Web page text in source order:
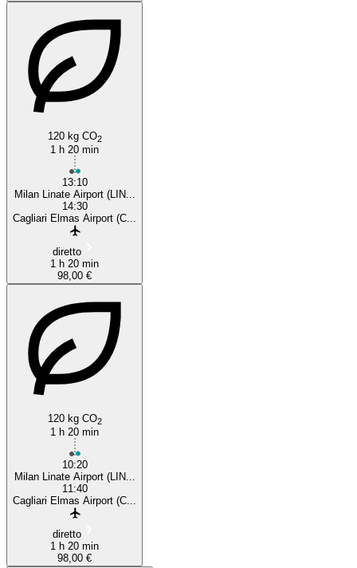
120 kg CO2
1 h 20 min
13:10
Milan Linate Airport (LIN...
14:30
Cagliari Elmas Airport (C...
diretto
1 h 20 min
98,00 €
120 kg CO2
1 h 20 min
10:20
Milan Linate Airport (LIN...
11:40
Cagliari Elmas Airport (C...
diretto
1 h 20 min
98,00 €